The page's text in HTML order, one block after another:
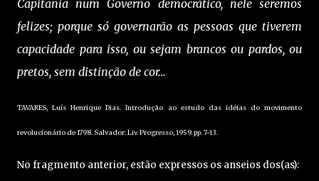
Capitania num Governo democrático, nele seremos
felizes; porque só governarão as pessoas que tiverem
capacidade para isso, ou sejam brancos ou pardos, ou
pretos, sem distinção de cor…
TAVARES, Luís Henrique Dias. Introdução ao estudo das idéias do movimento
revolucionário de 1798. Salvador: Liv. Progresso, 1959. pp. 7-13.
No fragmento anterior, estão expressos os anseios dos(as):